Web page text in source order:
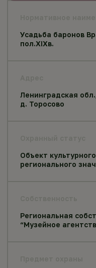
Усадьба баронов
пол.XIXв.
Ленинградская
д. Торосово
Объект
регионального
Региональная
“Музейное